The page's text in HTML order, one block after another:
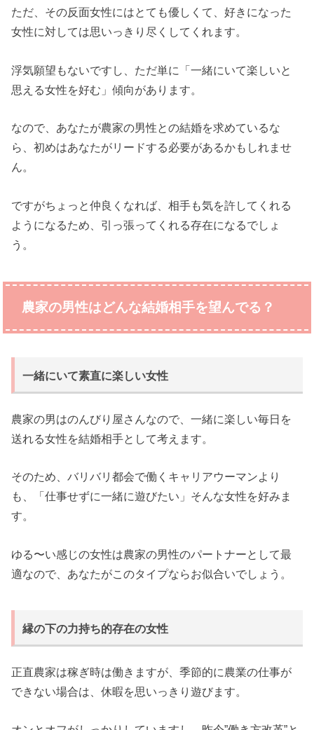
ただ、その反面女性にはとても優しくて、好きになった
女性に対しては思いっきり尽くしてくれます。
浮気願望もないですし、ただ単に「一緒にいて楽しいと
思える女性を好む」傾向があります。
なので、あなたが農家の男性との結婚を求めているな
ら、初めはあなたがリードする必要があるかもしれませ
ん。
ですがちょっと仲良くなれば、相手も気を許してくれる
ようになるため、引っ張ってくれる存在になるでしょ
う。
農家の男性はどんな結婚相手を望んでる？
一緒にいて素直に楽しい女性
農家の男はのんびり屋さんなので、一緒に楽しい毎日を
送れる女性を結婚相手として考えます。
そのため、バリバリ都会で働くキャリアウーマンより
も、「仕事せずに一緒に遊びたい」そんな女性を好みま
す。
ゆる〜い感じの女性は農家の男性のパートナーとして最
適なので、あなたがこのタイプならお似合いでしょう。
縁の下の力持ち的存在の女性
正直農家は稼ぎ時は働きますが、季節的に農業の仕事が
できない場合は、休暇を思いっきり遊びます。